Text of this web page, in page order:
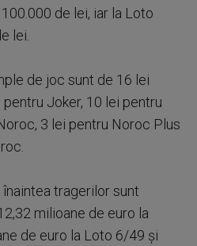
de lei, iar la Loto
lei.
de joc sunt de 16 lei
Joker, 10 lei pentru
3 lei pentru Noroc Plus
tragerilor sunt
milioane de euro la
de euro la Loto 6/49 şi